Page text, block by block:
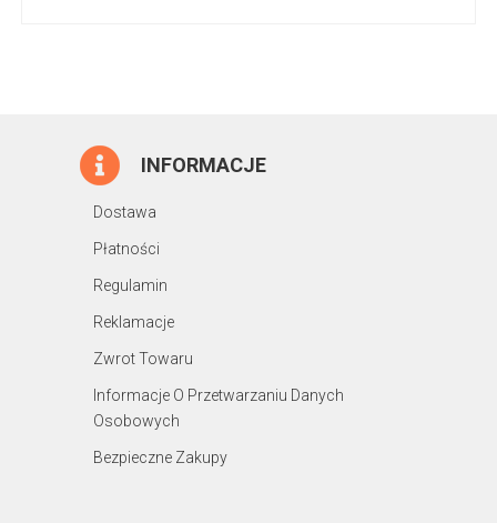
INFORMACJE
Dostawa
Płatności
Regulamin
Reklamacje
Zwrot Towaru
Informacje O Przetwarzaniu Danych
Osobowych
Bezpieczne Zakupy